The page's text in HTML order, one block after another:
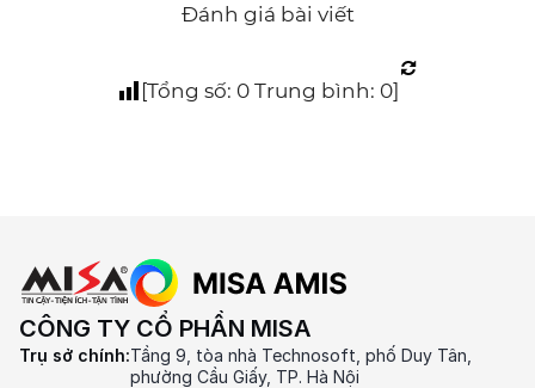
Đánh giá bài viết
[Tổng số: 0 Trung bình: 0]
CÔNG TY CỔ PHẦN MISA
Trụ sở chính:Tầng 9, tòa nhà Technosoft, phố Duy Tân,
phường Cầu Giấy, TP. Hà Nội